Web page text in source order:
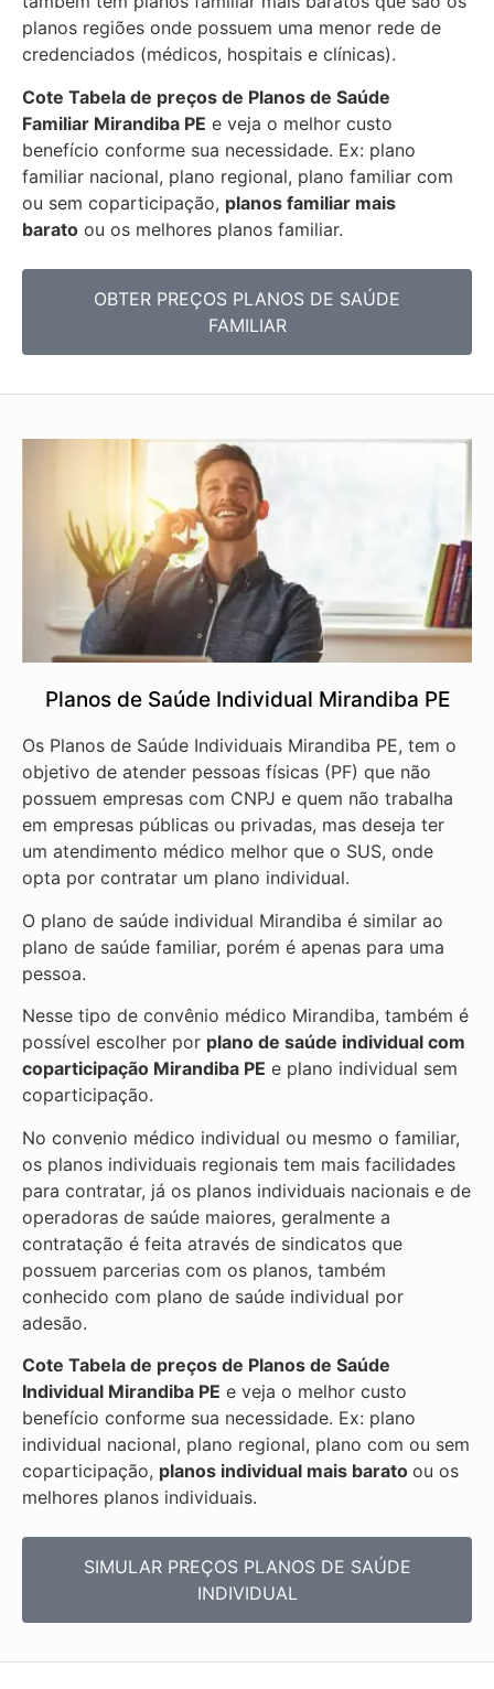
planos regiões onde possuem uma menor rede de
credenciados (médicos, hospitais e clínicas).
Cote Tabela de preços de Planos de Saúde
Familiar Mirandiba PE e veja o melhor custo
benefício conforme sua necessidade. Ex: plano
familiar nacional, plano regional, plano familiar com
ou sem coparticipação, planos familiar mais
barato ou os melhores planos familiar.
OBTER PREÇOS PLANOS DE SAÚDE
FAMILIAR
Planos de Saúde Individual Mirandiba PE
Os Planos de Saúde Individuais Mirandiba PE, tem o
objetivo de atender pessoas físicas (PF) que não
possuem empresas com CNPJ e quem não trabalha
em empresas públicas ou privadas, mas deseja ter
um atendimento médico melhor que o SUS, onde
opta por contratar um plano individual.
O plano de saúde individual Mirandiba é similar ao
plano de saúde familiar, porém é apenas para uma
pessoa.
Nesse tipo de convênio médico Mirandiba, também é
possível escolher por plano de saúde individual com
coparticipação Mirandiba PE e plano individual sem
coparticipação.
No convenio médico individual ou mesmo o familiar,
os planos individuais regionais tem mais facilidades
para contratar, já os planos individuais nacionais e de
operadoras de saúde maiores, geralmente a
contratação é feita através de sindicatos que
possuem parcerias com os planos, também
conhecido com plano de saúde individual por
adesão.
Cote Tabela de preços de Planos de Saúde
Individual Mirandiba PE e veja o melhor custo
benefício conforme sua necessidade. Ex: plano
individual nacional, plano regional, plano com ou sem
coparticipação, planos individual mais barato ou os
melhores planos individuais.
SIMULAR PREÇOS PLANOS DE SAÚDE
INDIVIDUAL